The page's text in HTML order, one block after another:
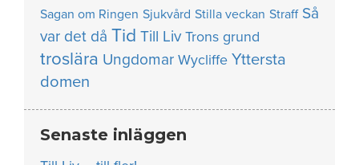
Sagan om Ringen Sjukvård Stilla veckan Straff Så
var det då Tid Till Liv Trons grund
troslära Ungdomar Wycliffe Yttersta
domen
Senaste inläggen